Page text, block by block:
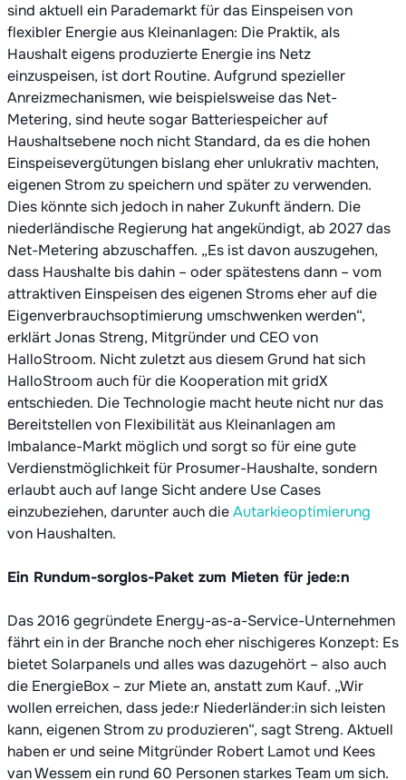
sind aktuell ein Parademarkt für das Einspeisen von
flexibler Energie aus Kleinanlagen: Die Praktik, als
Haushalt eigens produzierte Energie ins Netz
einzuspeisen, ist dort Routine. Aufgrund spezieller
Anreizmechanismen, wie beispielsweise das Net-
Metering, sind heute sogar Batteriespeicher auf
Haushaltsebene noch nicht Standard, da es die hohen
Einspeisevergütungen bislang eher unlukrativ machten,
eigenen Strom zu speichern und später zu verwenden.
Dies könnte sich jedoch in naher Zukunft ändern. Die
niederländische Regierung hat angekündigt, ab 2027 das
Net-Metering abzuschaffen. „Es ist davon auszugehen,
dass Haushalte bis dahin – oder spätestens dann – vom
attraktiven Einspeisen des eigenen Stroms eher auf die
Eigenverbrauchsoptimierung umschwenken werden“,
erklärt Jonas Streng, Mitgründer und CEO von
HalloStroom. Nicht zuletzt aus diesem Grund hat sich
HalloStroom auch für die Kooperation mit gridX
entschieden. Die Technologie macht heute nicht nur das
Bereitstellen von Flexibilität aus Kleinanlagen am
Imbalance-Markt möglich und sorgt so für eine gute
Verdienstmöglichkeit für Prosumer-Haushalte, sondern
erlaubt auch auf lange Sicht andere Use Cases
einzubeziehen, darunter auch dieAutarkieoptimierung
von Haushalten.
Ein Rundum-sorglos-Paket zum Mieten für jede:n
Das 2016 gegründete Energy-as-a-Service-Unternehmen
fährt ein in der Branche noch eher nischigeres Konzept: Es
bietet Solarpanels und alles was dazugehört – also auch
die EnergieBox – zur Miete an, anstatt zum Kauf. „Wir
wollen erreichen, dass jede:r Niederländer:in sich leisten
kann, eigenen Strom zu produzieren“, sagt Streng. Aktuell
haben er und seine Mitgründer Robert Lamot und Kees
van Wessem ein rund 60 Personen starkes Team um sich.